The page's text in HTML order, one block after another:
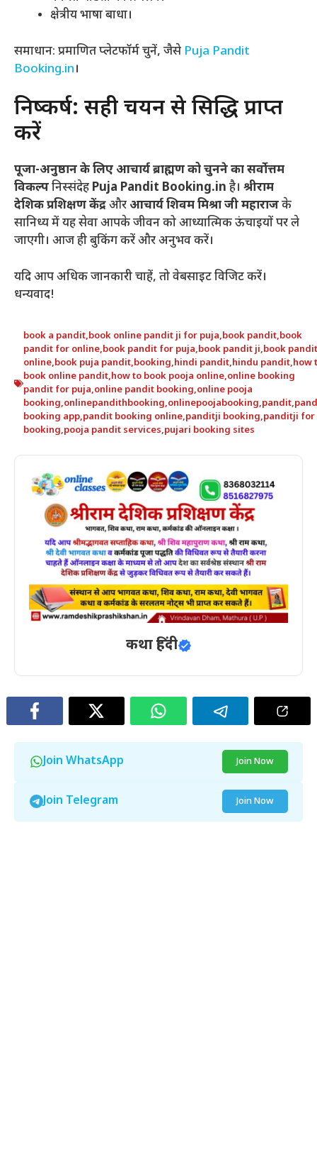
क्षेत्रीय भाषा बाधा।
समाधान: प्रमाणित प्लेटफॉर्म चुनें, जैसे Puja Pandit
Booking.in।
निष्कर्ष: सही चयन से सिद्धि प्राप्त
करें
पूजा-अनुष्ठान के लिए आचार्य ब्राह्मण को चुनने का सर्वोत्तम
विकल्पनिस्संदेह Puja Pandit Booking.in है। श्रीराम
देशिक प्रशिक्षण केंद्रऔरआचार्य शिवम मिश्रा जी महाराजके
सानिध्य में यह सेवा आपके जीवन को आध्यात्मिक ऊंचाइयों पर ले
जाएगी। आज ही बुकिंग करें और अनुभव करें।
यदि आप अधिक जानकारी चाहें, तो वेबसाइट विजिट करें।
धन्यवाद!
book a pandit,book online pandit ji for puja,book pandit,book
pandit for online,book pandit for puja,book pandit ji,book pandit
online,book puja pandit,booking,hindi pandit,hindu pandit,how
book online pandit,how to book pooja online,online booking
pandit for puja,online pandit booking,online pooja
booking,onlinepandithbooking,onlinepoojabooking,pandit,
booking app,pandit booking online,panditji booking,panditji for
booking,pooja pandit services,pujari booking sites
कथा हिंदी
Join WhatsApp Join Now
Join Telegram Join Now